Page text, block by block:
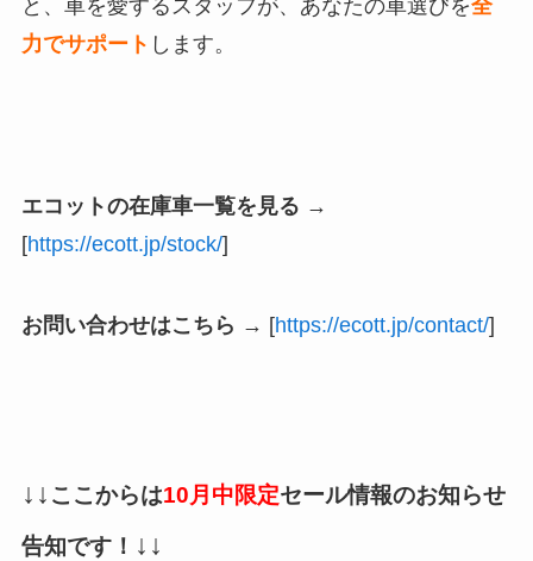
と、車を愛するスタッフが、あなたの車選びを全
力でサポート します。
エコットの在庫車一覧を見る →
[https://ecott.jp/stock/]
お問い合わせはこちら → [https://ecott.jp/contact/]
↓↓ ここからは10月中限定セール情報のお知らせ
告知です！ ↓↓